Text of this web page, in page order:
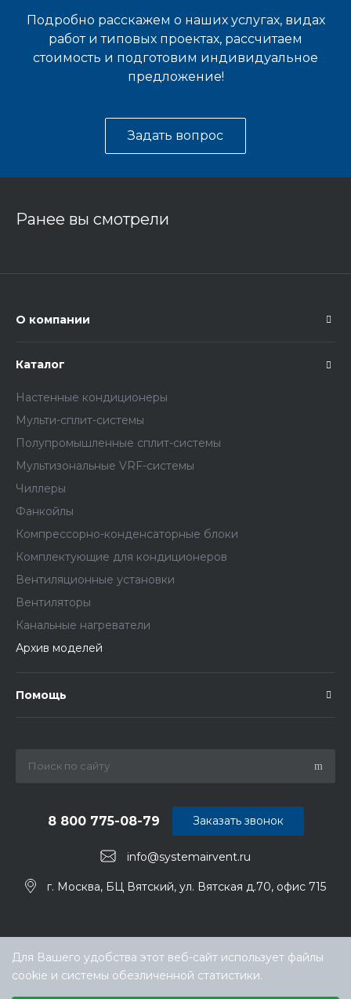
Подробно расскажем о наших услугах, видах
работ и типовых проектах, рассчитаем
стоимость и подготовим индивидуальное
предложение!
Задать вопрос
Ранее вы смотрели
О компании
Каталог
Настенные кондиционеры
Мульти-сплит-системы
Полупромышленные сплит-системы
Мультизональные VRF-системы
Чиллеры
Фанкойлы
Компрессорно-конденсаторные блоки
Комплектующие для кондиционеров
Вентиляционные установки
Вентиляторы
Канальные нагреватели
Архив моделей
Помощь
info@systemairvent.ru
8 800 775-08-79
г. Москва, БЦ Вятский, ул. Вятская д.70, офис 715
Заказать звонок
Для Вашего удобства этот веб-сайт использует файлы
cookie и системы обезличенной статистики.